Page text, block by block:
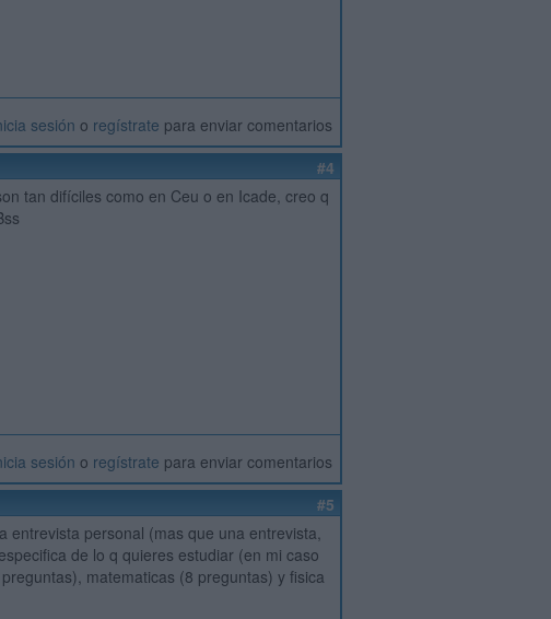
sesión o regístrate para enviar comentarios
#4
tan difíciles como en Ceu o en Icade, creo q
sesión o regístrate para enviar comentarios
#5
entrevista personal (mas que una entrevista,
de lo q quieres estudiar (en mi caso
matematicas (8 preguntas) y fisica